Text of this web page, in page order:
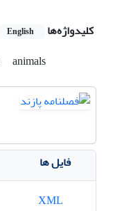
کلیدواژه‌ها
English
animals
فایل ها